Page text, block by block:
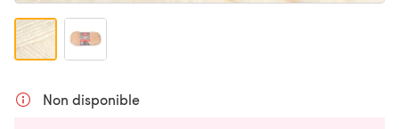
Non disponible